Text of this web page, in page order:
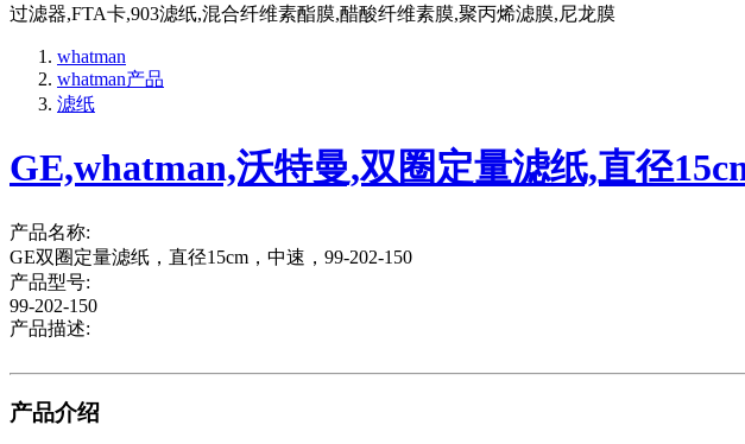
whatman
whatman产品
滤纸
GE,whatman,沃特曼,双圈定量滤纸,直径
产品名称:
GE双圈定量滤纸，直径15cm，中速，99-202-150
产品型号:
99-202-150
产品描述:
产品介绍